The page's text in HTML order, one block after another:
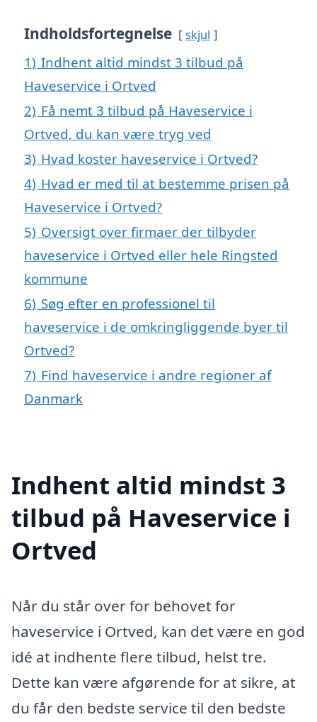
Indholdsfortegnelse skjul
1) Indhent altid mindst 3 tilbud på
Haveservice i Ortved
2) Få nemt 3 tilbud på Haveservice i
Ortved, du kan være tryg ved
3) Hvad koster haveservice i Ortved?
4) Hvad er med til at bestemme prisen på
Haveservice i Ortved?
5) Oversigt over firmaer der tilbyder
haveservice i Ortved eller hele Ringsted
kommune
6) Søg efter en professionel til
haveservice i de omkringliggende byer til
Ortved?
7) Find haveservice i andre regioner af
Danmark
Indhent altid mindst 3
tilbud på Haveservice i
Ortved
Når du står over for behovet for
haveservice i Ortved, kan det være en god
idé at indhente flere tilbud, helst tre.
Dette kan være afgørende for at sikre, at
du får den bedste service til den bedste